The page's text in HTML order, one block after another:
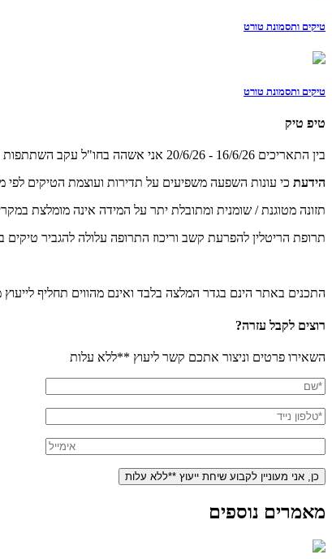
טיקים ותסמונת טורט
טיקים ותסמונת טורט
טיפ טיק
בין התאריכים 16/6/26 - 20/6/26 אני אשהה בחו"ל עקב השתתפות בכנס טיקים ותסמונת טורט הבינלאומי. אני זמין למטופליי וניתן ליצור קשר בהודעה דרך האתר
הידעת כי עונות השפעה משפיעים על תדירות ועוצמת הטיקים
תזונה מטוגנת / שומנית ומתובלת יתר על המידה אינה מומלצת
תרופת הריטלין להפרעת קשב וריכוז התרופה עלולה להגביר
התכנים באתר הינם בגדר המלצה בלבד ואינם מהווים תחליף לייעוץ
רוצים לקבל עזרה?
השאירו פרטים וניצור אתכם קשר ליעוץ **ללא עלות
מאמרים נוספים